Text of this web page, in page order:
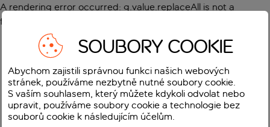
A rendering error occurred: g.value.replaceAll is not a
function
SOUBORY COOKIE
Abychom zajistili správnou funkci našich webových
stránek, používáme nezbytně nutné soubory cookie.
S vaším souhlasem, který můžete kdykoli odvolat nebo
upravit, používáme soubory cookie a technologie bez
souborů cookie k následujícím účelům.